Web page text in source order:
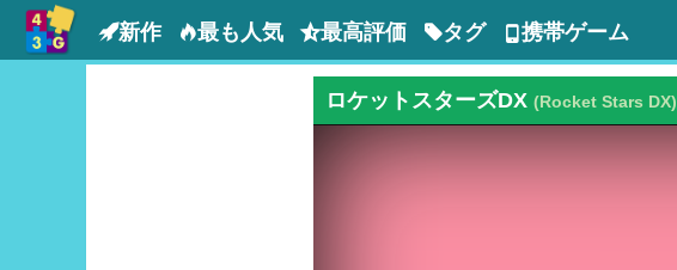
新作 最も人気 最高評価 タグ 携帯ゲーム
ロケットスターズDX (Rocket Stars DX)